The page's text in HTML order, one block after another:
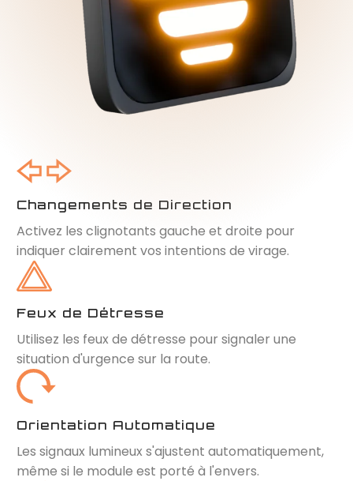
Changements de Direction
Activez les clignotants gauche et droite pour
indiquer clairement vos intentions de virage.
Feux de Détresse
Utilisez les feux de détresse pour signaler une
situation d'urgence sur la route.
Orientation Automatique
Les signaux lumineux s'ajustent automatiquement,
même si le module est porté à l'envers.